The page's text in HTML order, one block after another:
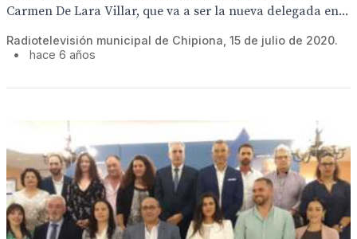
Carmen De Lara Villar, que va a ser la nueva delegada en...
Radiotelevisión municipal de Chipiona, 15 de julio de 2020.
•
hace 6 años